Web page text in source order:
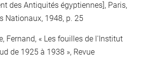
des Antiquités égyptiennes], Paris,
Nationaux, 1948, p. 25
Fernand, « Les fouilles de l'Institut
de 1925 à 1938 », Revue